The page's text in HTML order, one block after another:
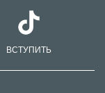
ВСТУПИТЬ